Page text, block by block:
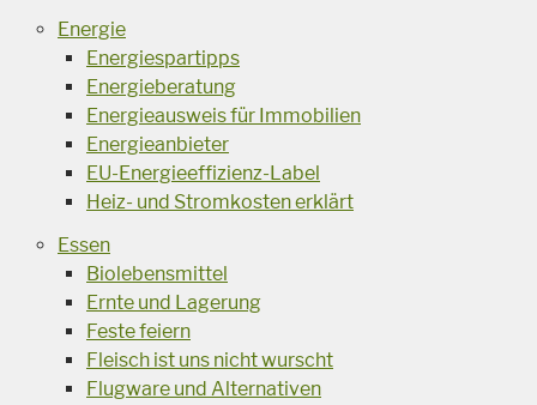
Energie
Energiespartipps
Energieberatung
Energieausweis für Immobilien
Energieanbieter
EU-Energieeffizienz-Label
Heiz- und Stromkosten erklärt
Essen
Biolebensmittel
Ernte und Lagerung
Feste feiern
Fleisch ist uns nicht wurscht
Flugware und Alternativen